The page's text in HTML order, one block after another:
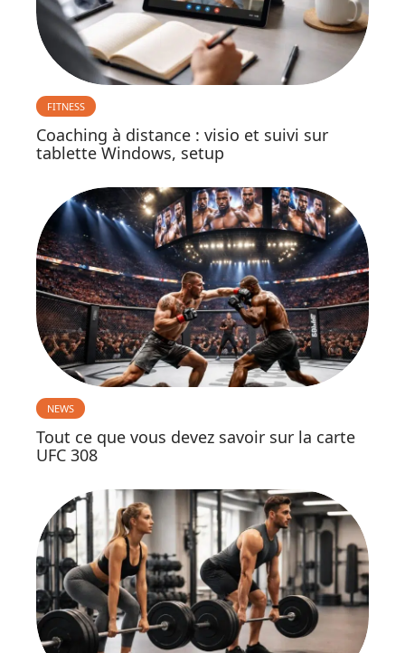
FITNESS
Coaching à distance : visio et suivi sur
tablette Windows, setup
NEWS
Tout ce que vous devez savoir sur la carte
UFC 308